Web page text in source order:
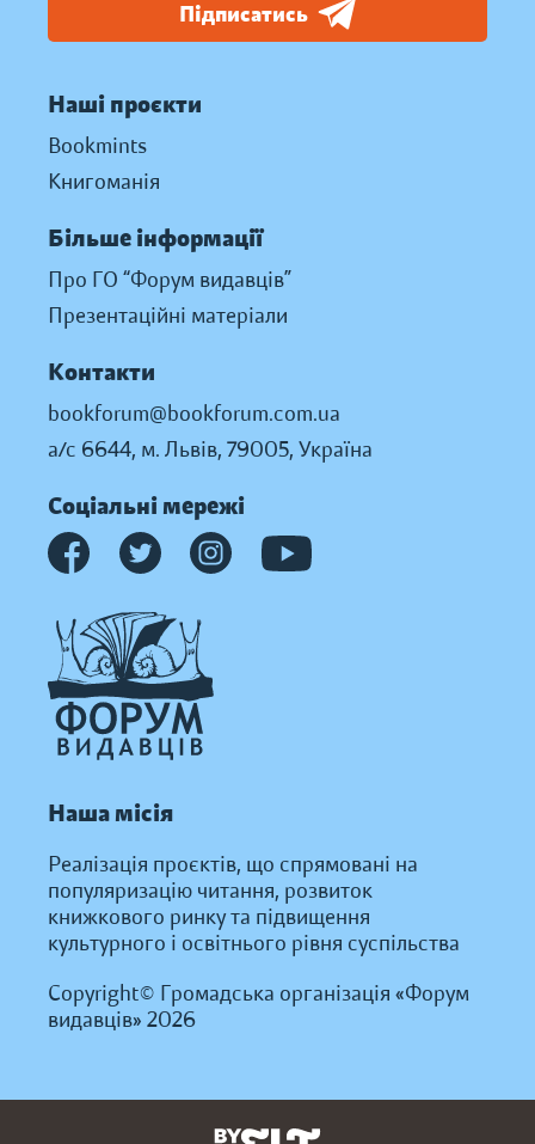
Підписатись
Наші проєкти
Bookmints
Книгоманія
Більше інформації
Про ГО “Форум видавців”
Презентаційні матеріали
Контакти
bookforum@bookforum.com.ua
а/с 6644, м. Львів, 79005, Україна
Соціальні мережі
Наша місія
Реалізація проєктів, що спрямовані на
популяризацію читання, розвиток
книжкового ринку та підвищення
культурного і освітнього рівня суспільства
Copyright© Громадська організація «Форум
видавців» 2026